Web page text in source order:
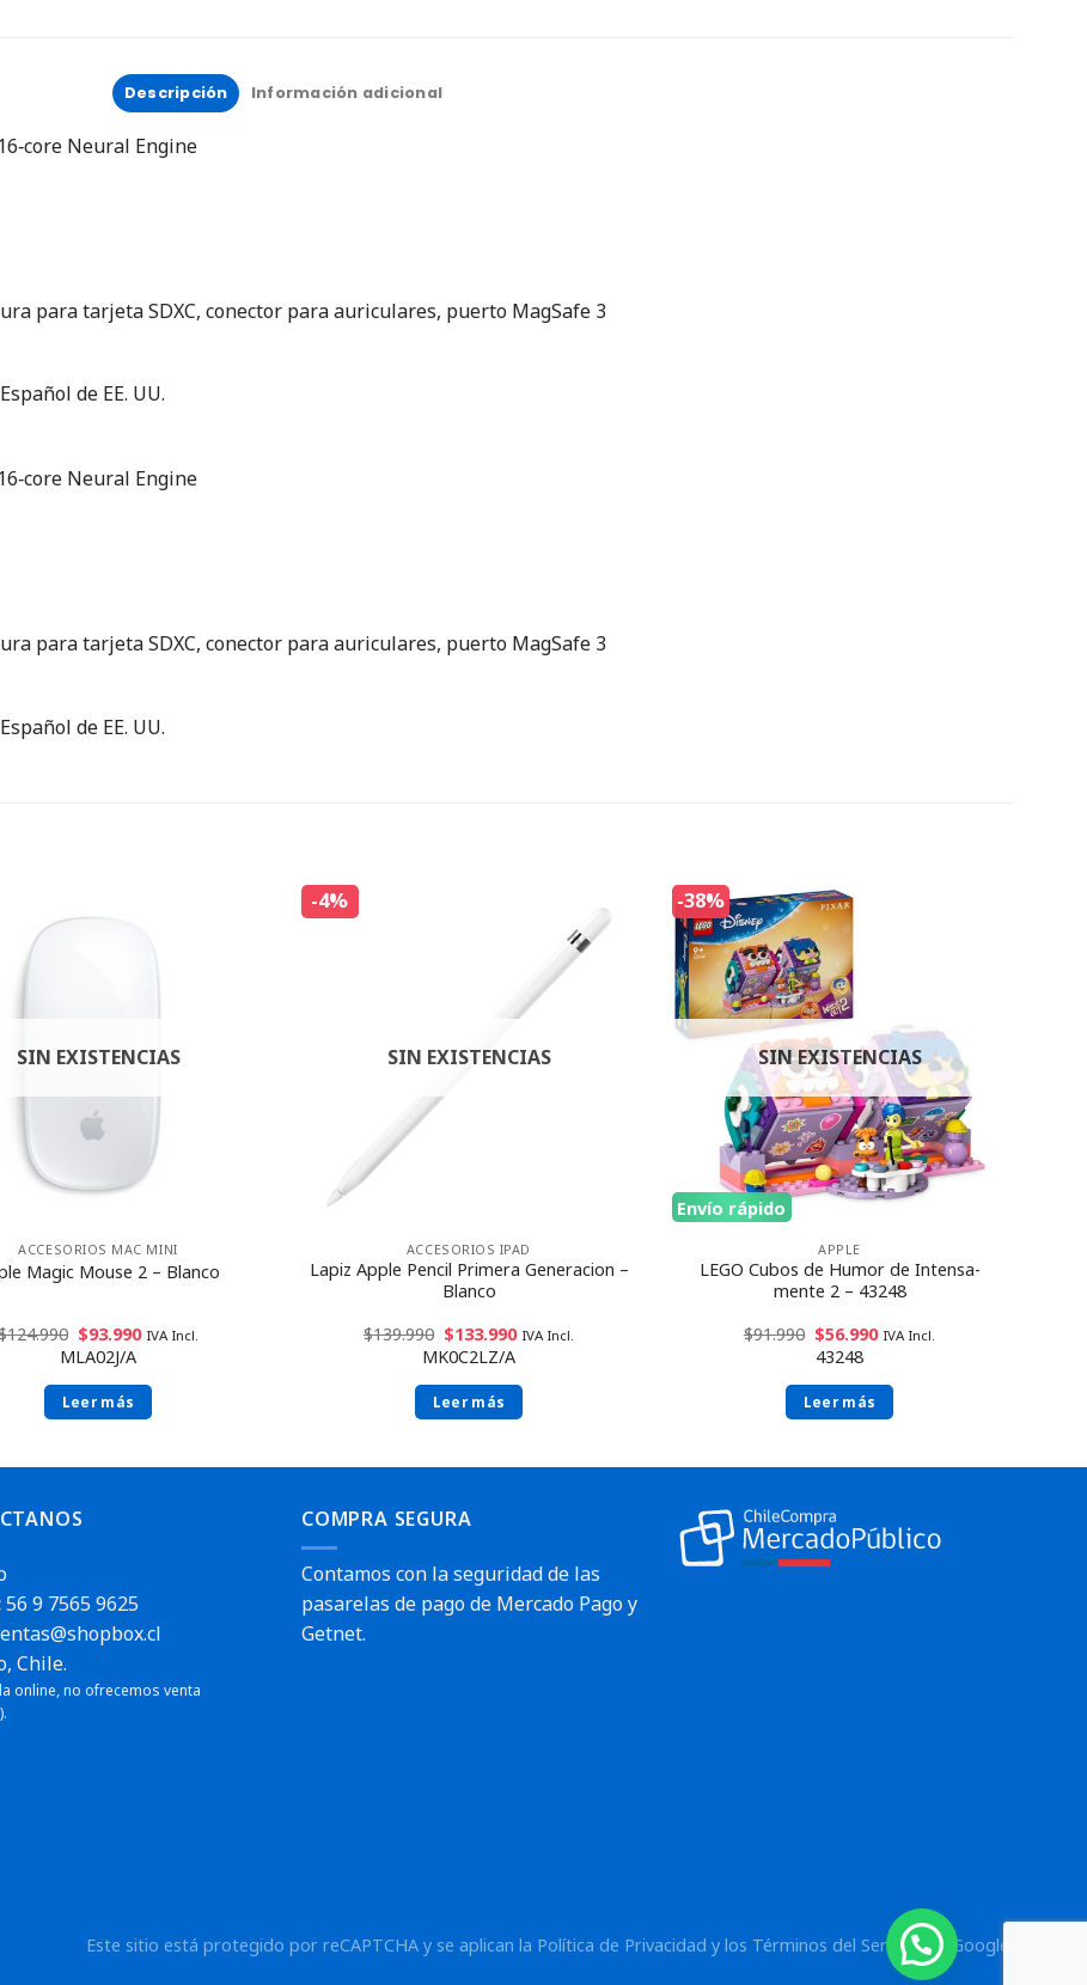
Descripción Información adicional
Neural Engine
para tarjeta SDXC, conector para auriculares, puerto MagSafe 3
de EE. UU.
Neural Engine
para tarjeta SDXC, conector para auriculares, puerto MagSafe 3
de EE. UU.
SIN EXISTENCIAS
ACCESORIOS MAC MINI
Magic Mouse 2 – Blanco
124.990 $93.990 IVA Incl.
MLA02J/A
Leer más
-4%
SIN EXISTENCIAS
ACCESORIOS IPAD
Lapiz Apple Pencil Primera Generacion –
Blanco
$139.990 $133.990 IVA Incl.
MK0C2LZ/A
Leer más
-38%
Envío rápido
SIN EXISTENCIAS
APPLE
LEGO Cubos de Humor de Intensa-
mente 2 – 43248
$91.990 $56.990 IVA Incl.
43248
Leer más
56 9 7565 9625
Chile.
online, no ofrecemos venta
COMPRA SEGURA
Contamos con la seguridad de las
pasarelas de pago de Mercado Pago y
Getnet.
Este sitio está protegido por reCAPTCHA y se aplican la Política de Privacidad y los Términos del Serviciode Google.
¿Necesitas ayuda?